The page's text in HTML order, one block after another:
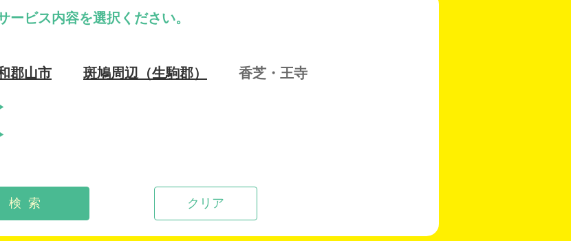
ービス内容を選択ください。
郡山市 斑鳩周辺（生駒郡） 香芝・王寺
クリア
検 索